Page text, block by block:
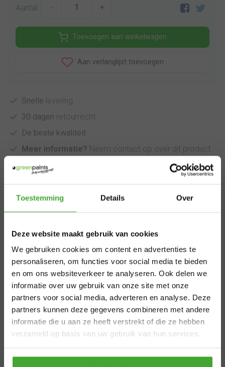
Toestemming Details Over
Deze website maakt gebruik van cookies
We gebruiken cookies om content en advertenties te
personaliseren, om functies voor social media te bieden
en om ons websiteverkeer te analyseren. Ook delen we
informatie over uw gebruik van onze site met onze
partners voor social media, adverteren en analyse. Deze
partners kunnen deze gegevens combineren met andere
informatie die u aan ze heeft verstrekt of die ze hebben
verzameld op basis van uw gebruik van hun services.
Aantal - +
Toevoegen aan winkelwagen
Aan verlanglijst toevoegen
Snelle levering
30 dagen retourrecht
De beste kwaliteit
Meer informatie? Neem contact op over dit product
Toevoegen aan vergelijking
Sealer BP is een
waterafstotende
beschermde grondlaag
voor zacht hout tijdens de
bouwfase.
Sealer BP Bauphase is een lichtgevenede houtprimer met
UV-bescherming. Door de houtstructuur te stabilseren,
wordt de vorming van waterkringen (vlekken) effectief
verminderd. Sealer BP biedt een tijdelijke water- en UV-
×
Aangepaste
levertijden
zomervakantie
Van 29 juli t/m 7 augustus zijn wij gesloten.
Bestel je vóór 28 juli 12.00 uur? Dan
verzenden we nog volgens planning. Bestel
je later, dan kan de levertijd iets langer zijn.
Bedankt voor je begrip en een fijne zomer!